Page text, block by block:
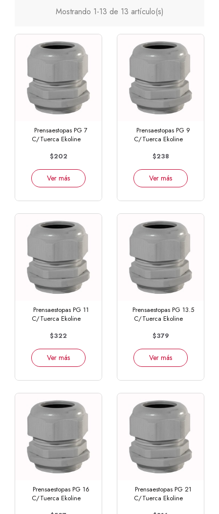
Mostrando 1-13 de 13 artículo(s)
Prensaestopas PG 7
C/Tuerca Ekoline
$202
Ver más
Prensaestopas PG 9
C/Tuerca Ekoline
$238
Ver más
Prensaestopas PG 11
C/Tuerca Ekoline
$322
Ver más
Prensaestopas PG 13.5
C/Tuerca Ekoline
$379
Ver más
Prensaestopas PG 16
C/Tuerca Ekoline
Prensaestopas PG 21
C/Tuerca Ekoline